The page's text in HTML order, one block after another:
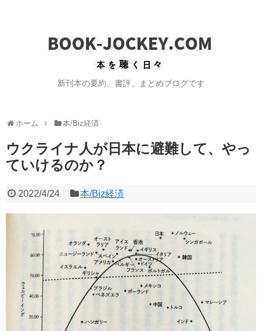
新刊本の要約、書評、まとめブログです
ホーム 本/Biz経済
ウクライナ人が日本に避難して、やっ
ていけるのか？
2022/4/24 本/Biz経済